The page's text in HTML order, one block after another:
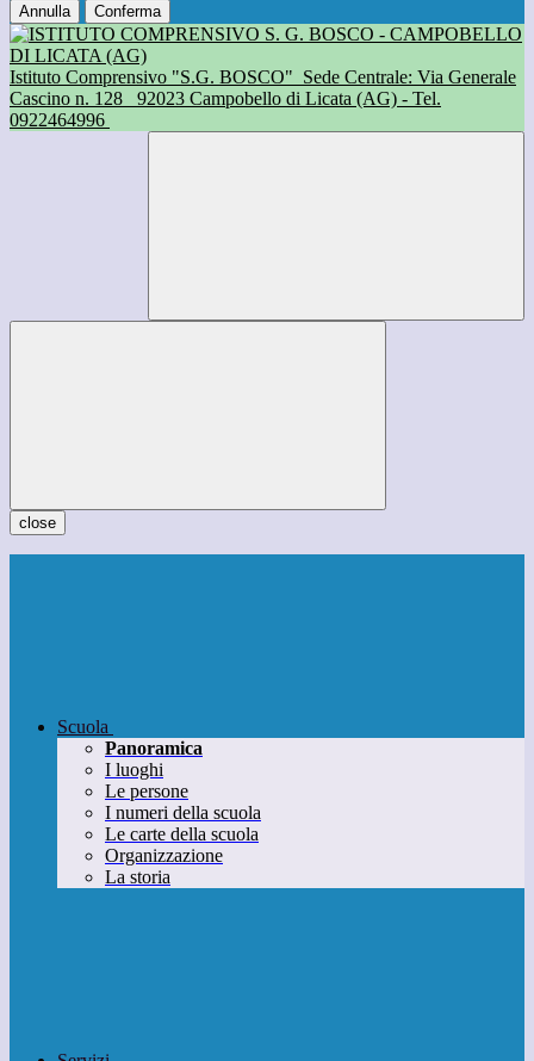
Annulla Conferma
Istituto Comprensivo "S.G. BOSCO" Sede Centrale: Via Generale
Cascino n. 128
92023 Campobello di Licata (AG) - Tel.
0922464996
close
Scuola
Panoramica
I luoghi
Le persone
I numeri della scuola
Le carte della scuola
Organizzazione
La storia